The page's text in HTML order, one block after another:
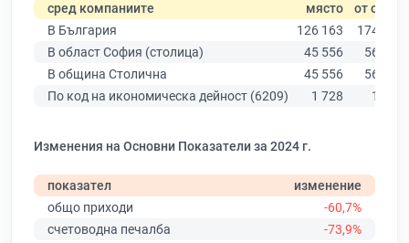
сред компаниите място
от общо
В България
126 163
174 403
В област София (столица)
45 556
56 378
В община Столична
45 556
56 378
По код на икономическа дейност (6209)
1 728 1 961
Изменения на Основни Показатели за 2024 г.
показател
изменение
общо приходи
-60,7%
счетоводна печалба
-73,9%